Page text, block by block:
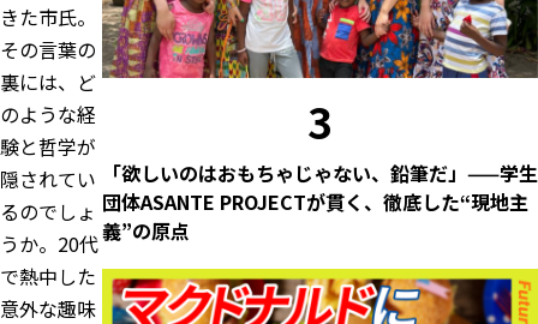
きた市氏。
その言葉の
裏には、ど
のような経
験と哲学が
隠されてい
るのでしょ
うか。20代
で熱中した
意外な趣味
3
「欲しいのはおもちゃじゃない、鉛筆だ」——学生
団体ASANTE PROJECTが貫く、徹底した“現地主
義”の原点